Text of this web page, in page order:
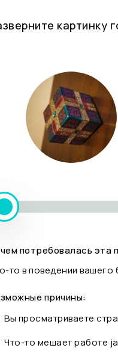
картинку
потребовалась эта
то в поведении
причины:
Вы просматриваете
Что-то мешает работе